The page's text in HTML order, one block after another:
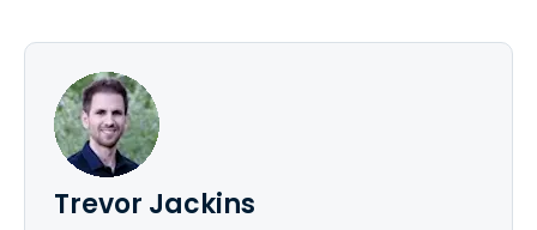
Trevor Jackins